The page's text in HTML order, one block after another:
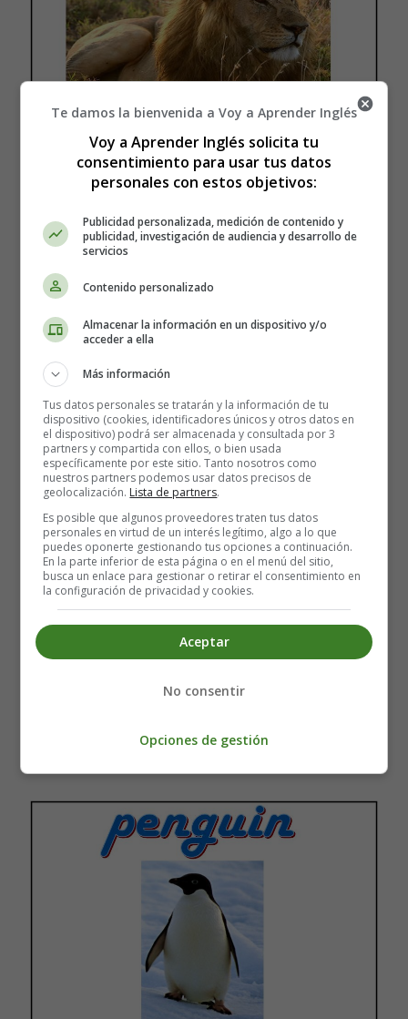
02. Lion
03. Monkey
Te damos la bienvenida a Voy a Aprender Inglés
Voy a Aprender Inglés solicita tu
consentimiento para usar tus datos
personales con estos objetivos:
Publicidad personalizada, medición de contenido y
publicidad, investigación de audiencia y desarrollo de
servicios
Contenido personalizado
Almacenar la información en un dispositivo y/o
acceder a ella
Más información
Tus datos personales se tratarán y la información de tu
dispositivo (cookies, identificadores únicos y otros datos en
el dispositivo) podrá ser almacenada y consultada por 3
partners y compartida con ellos, o bien usada
específicamente por este sitio. Tanto nosotros como
nuestros partners podemos usar datos precisos de
geolocalización. Lista de partners.
Es posible que algunos proveedores traten tus datos
personales en virtud de un interés legítimo, algo a lo que
puedes oponerte gestionando tus opciones a continuación.
En la parte inferior de esta página o en el menú del sitio,
busca un enlace para gestionar o retirar el consentimiento en
la configuración de privacidad y cookies.
Aceptar
No consentir
Opciones de gestión